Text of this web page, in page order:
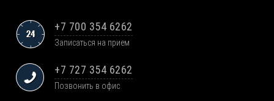
+7 700 354 6262
Записаться на прием
+7 727 354 6262
Позвонить в офис